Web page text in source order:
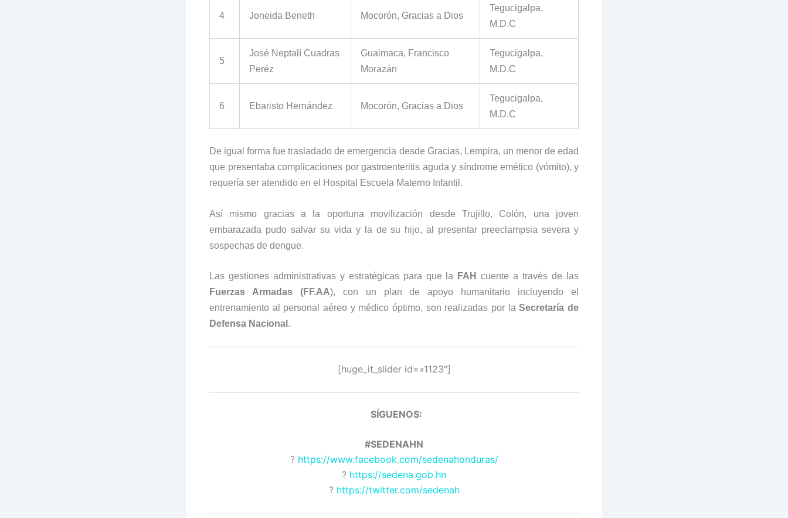
4 Joneida Beneth Mocorón, Gracias a Dios
Tegucigalpa,
M.D.C
5
José Neptalí Cuadras
Peréz
Guaimaca, Francisco
Morazán
Tegucigalpa,
M.D.C
6 Ebaristo Hernández Mocorón, Gracias a Dios
Tegucigalpa,
M.D.C
De igual forma fue trasladado de emergencia desde Gracias, Lempira, un menor de edad
que presentaba complicaciones por gastroenteritis aguda y síndrome emético (vómito), y
requería ser atendido en el Hospital Escuela Materno Infantil.
Así mismo gracias a la oportuna movilización desde Trujillo, Colón, una joven
embarazada pudo salvar su vida y la de su hijo, al presentar preeclampsia severa y
sospechas de dengue.
Las gestiones administrativas y estratégicas para que la FAH
cuente a través de las
Fuerzas Armadas (FF.AA), con un plan de apoyo humanitario incluyendo el
entrenamiento al personal aéreo y médico óptimo, son realizadas por laSecretaría de
Defensa Nacional .
[huge_it_slider id=»1123″]
SÍGUENOS:
#SEDENAHN
? https://www.facebook.com/sedenahonduras/
? https://sedena.gob.hn
? https://twitter.com/sedenah